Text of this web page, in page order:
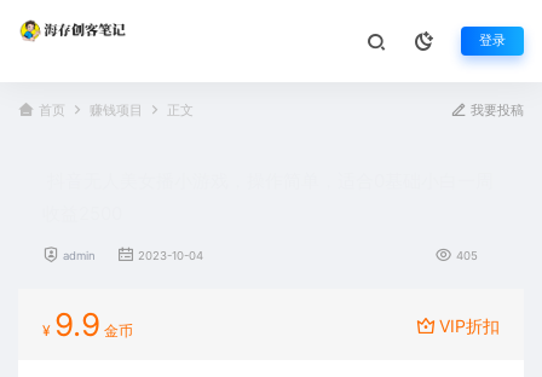
登录
首页 赚钱项目 正文 我要投稿
admin 2023-10-04 405
¥ 9.9 金币 VIP折扣